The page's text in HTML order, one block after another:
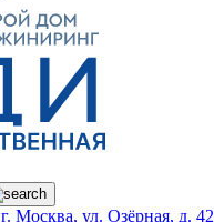
г. Москва, ул. Озёрная, д. 42